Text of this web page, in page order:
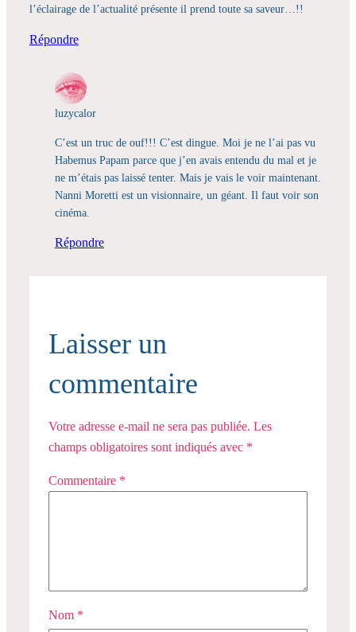
l’éclairage de l’actualité présente il prend toute sa saveur…!!
Répondre
luzycalor
C’est un truc de ouf!!! C’est dingue. Moi je ne l’ai pas vu
Habemus Papam parce que j’en avais entendu du mal et je
ne m’étais pas laissé tenter. Mais je vais le voir maintenant.
Nanni Moretti est un visionnaire, un géant. Il faut voir son
cinéma.
Répondre
Laisser un
commentaire
Votre adresse e-mail ne sera pas publiée. Les
champs obligatoires sont indiqués avec *
Commentaire *
Nom *